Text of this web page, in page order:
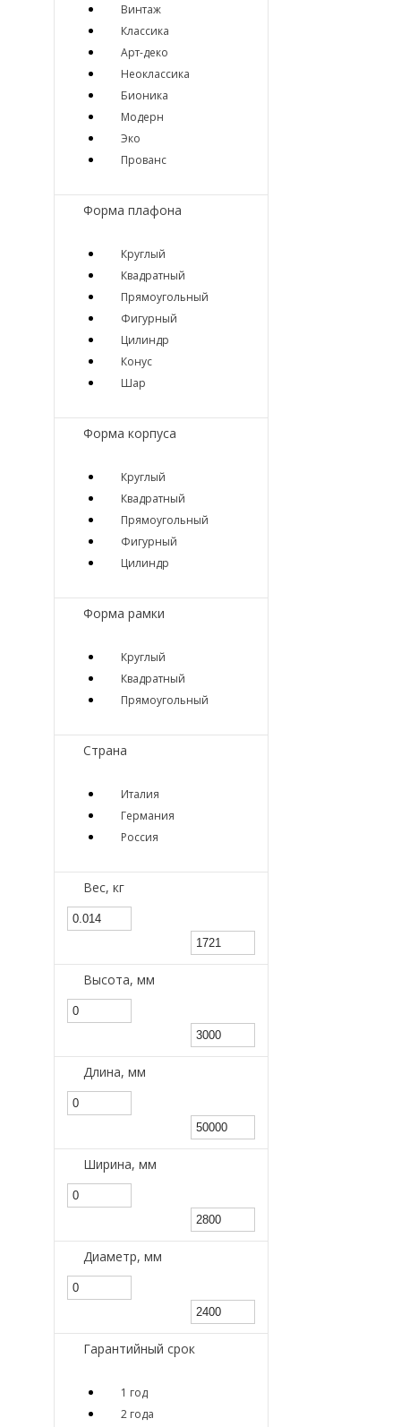
Винтаж
Классика
Арт-деко
Неоклассика
Бионика
Модерн
Эко
Прованс
Форма плафона
Круглый
Квадратный
Прямоугольный
Фигурный
Цилиндр
Конус
Шар
Форма корпуса
Круглый
Квадратный
Прямоугольный
Фигурный
Цилиндр
Форма рамки
Круглый
Квадратный
Прямоугольный
Страна
Италия
Германия
Россия
Вес, кг
Высота, мм
Длина, мм
Ширина, мм
Диаметр, мм
Гарантийный срок
1 год
2 года